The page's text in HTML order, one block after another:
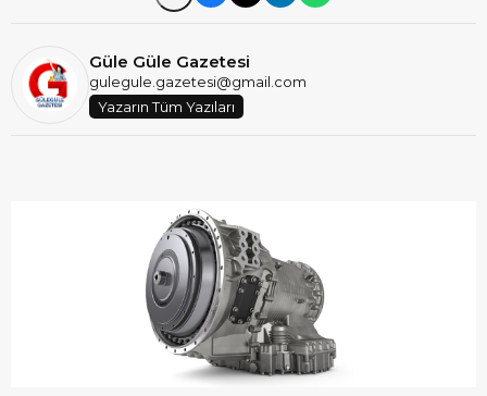
Güle Güle Gazetesi
gulegule.gazetesi@gmail.com
Yazarın Tüm Yazıları